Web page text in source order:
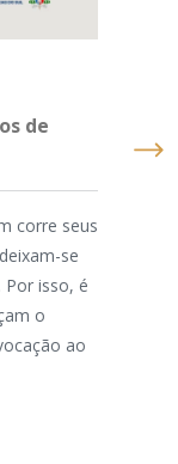
de
corre seus
se
Por isso, é
o
ao